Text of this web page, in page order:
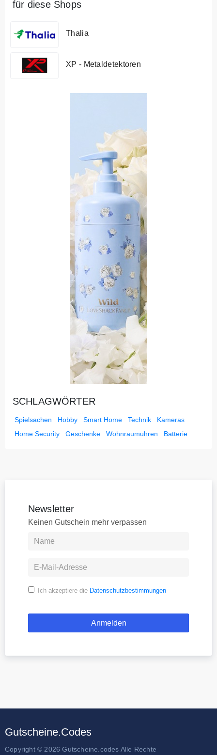
für diese Shops
Thalia
XP - Metaldetektoren
SCHLAGWÖRTER
Spielsachen Hobby Smart Home Technik
Kameras
Home Security
Geschenke Wohnraumuhren Batterie
Newsletter
Keinen Gutschein mehr verpassen
Ich akzeptiere die Datenschutzbestimmungen
Gutscheine.Codes
Copyright © 2026 Gutscheine.codes Alle Rechte